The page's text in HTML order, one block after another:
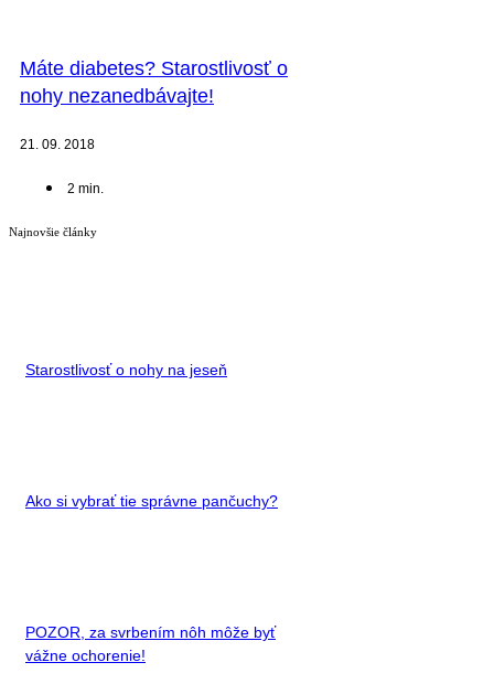
Máte diabetes? Starostlivosť o
nohy nezanedbávajte!
21. 09. 2018
2 min.
Najnovšie články
Starostlivosť o nohy na jeseň
Ako si vybrať tie správne pančuchy?
POZOR, za svrbením nôh môže byť
vážne ochorenie!